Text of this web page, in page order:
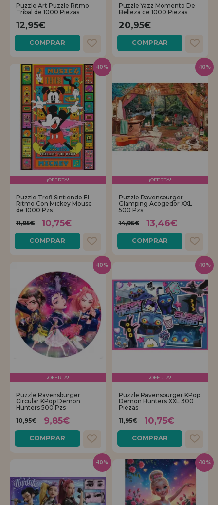
LIQUIDACIONES
INFORMACIÓN
955 333 133
info@casadelpuzzle.com
Quiero registrarme como
nuevo cliente
Al crear una cuenta en casadelpuzzle.com podrás realizar tus compras
rápidamente en nuestra tienda virtual, revisar el estado de tus pedidos
¡Adelante! Te estábamos esperando.
NUEVO CLIENTE
Quiero registrarme como
nuevo distribuidor
nuestros productos?. Regístrate como distribuidor y conoce nuestras
condiciones de ventas con descuentos especiales para la distribución.
REGISTRO DISTRIBUIDOR
Puzzle Art Puzzle Ritmo
Tribal de 1000 Piezas
12,95€
COMPRAR
Puzzle Yazz Momento De
Belleza de 1000 Piezas
20,95€
COMPRAR
¡OFERTA!
Puzzle Trefl Sintiendo El
Ritmo Con Mickey Mouse
de 1000 Pzs
11,95€
10,75€
COMPRAR
-10%
¡OFERTA!
Puzzle Ravensburger
Glamping Acogedor XXL
500 Pzs
14,95€
13,46€
COMPRAR
-10%
¡OFERTA!
Puzzle Ravensburger
Circular KPop Demon
Hunters 500 Pzs
10,95€
9,85€
COMPRAR
-10%
¡OFERTA!
Puzzle Ravensburger KPop
Demon Hunters XXL 300
Piezas
11,95€
10,75€
COMPRAR
-10%
-10% -10%